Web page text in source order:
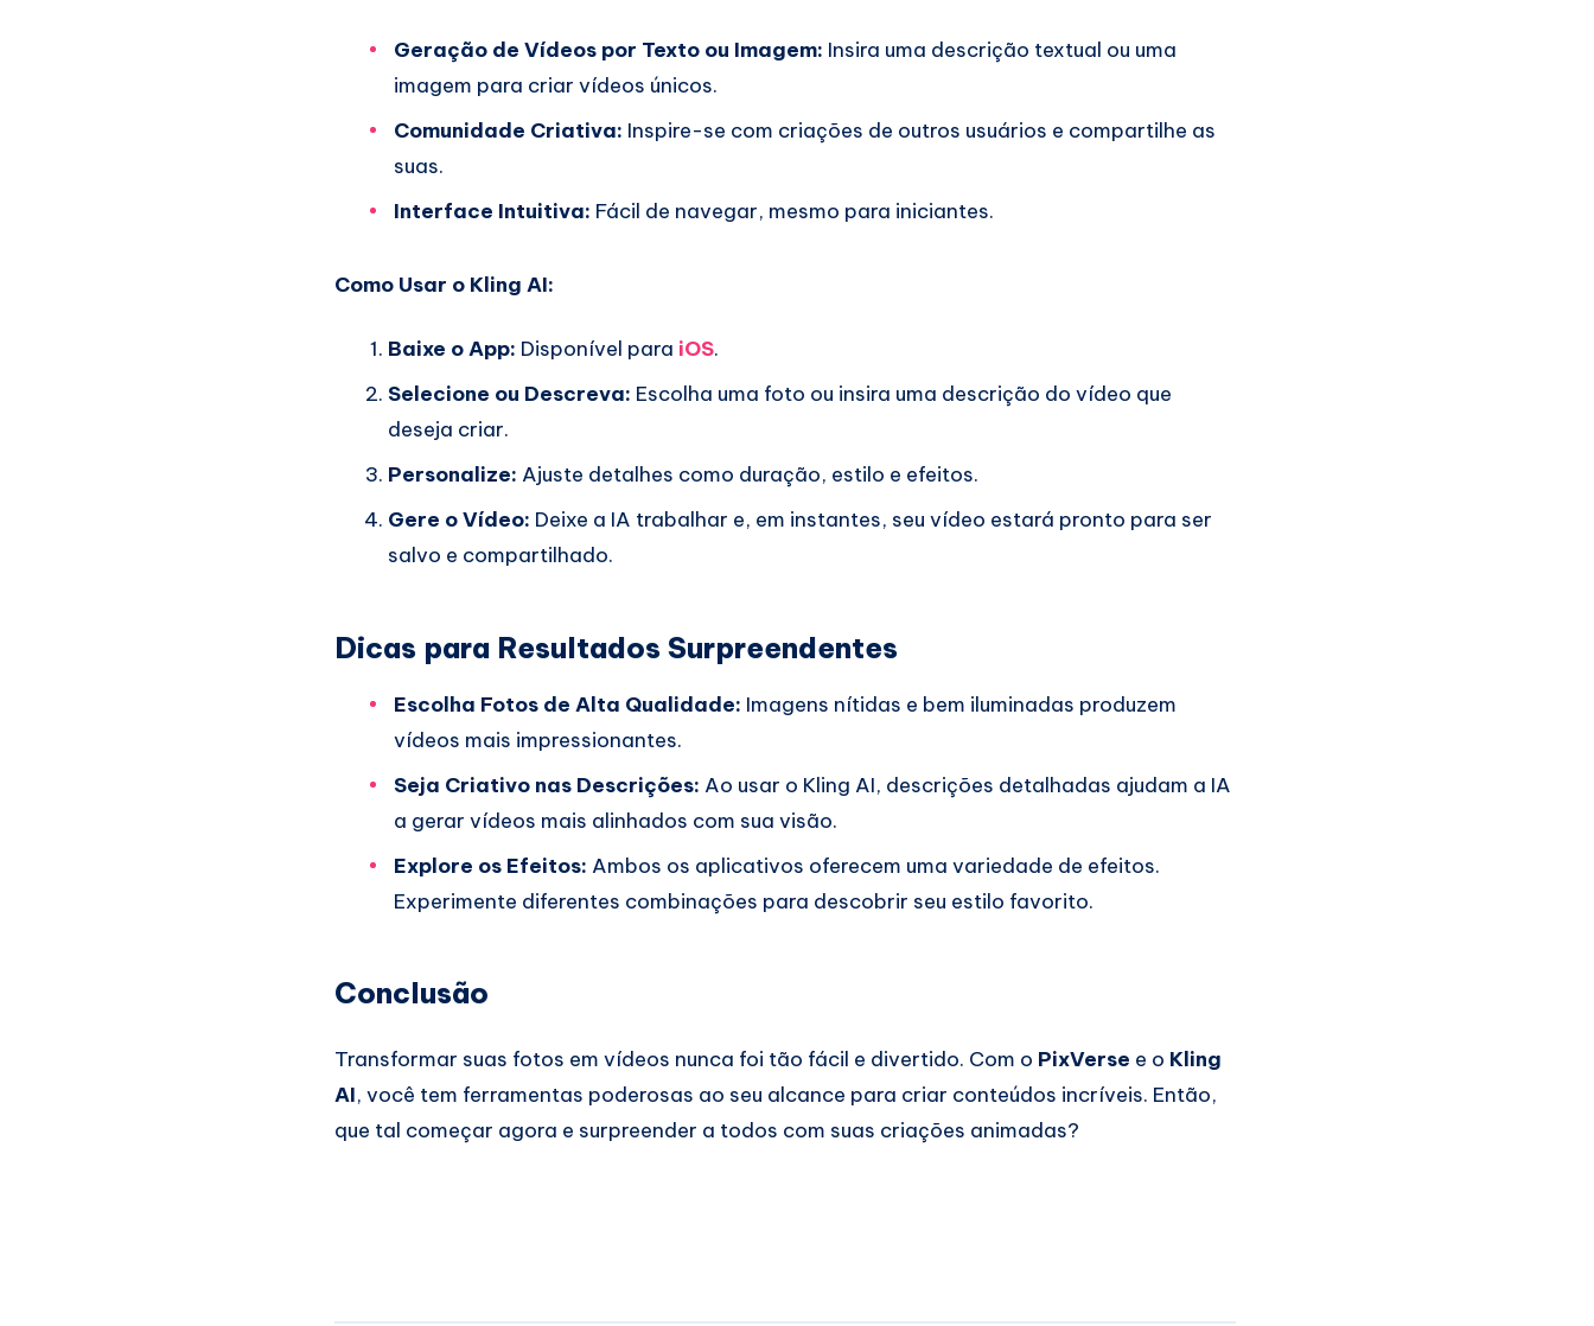
Geração de Vídeos por Texto ou Imagem: Insira uma descrição textual ou uma
imagem para criar vídeos únicos.
Comunidade Criativa: Inspire-se com criações de outros usuários e compartilhe as
suas.
Interface Intuitiva: Fácil de navegar, mesmo para iniciantes.
Como Usar o Kling AI:
Baixe o App: Disponível para iOS.
Selecione ou Descreva: Escolha uma foto ou insira uma descrição do vídeo que
deseja criar.
Personalize: Ajuste detalhes como duração, estilo e efeitos.
Gere o Vídeo: Deixe a IA trabalhar e, em instantes, seu vídeo estará pronto para ser
salvo e compartilhado.
Dicas para Resultados Surpreendentes
Escolha Fotos de Alta Qualidade: Imagens nítidas e bem iluminadas produzem
vídeos mais impressionantes.
Seja Criativo nas Descrições: Ao usar o Kling AI, descrições detalhadas ajudam a IA
a gerar vídeos mais alinhados com sua visão.
Explore os Efeitos: Ambos os aplicativos oferecem uma variedade de efeitos.
Experimente diferentes combinações para descobrir seu estilo favorito.
Conclusão
Transformar suas fotos em vídeos nunca foi tão fácil e divertido. Com o PixVerse e o Kling
AI, você tem ferramentas poderosas ao seu alcance para criar conteúdos incríveis. Então,
que tal começar agora e surpreender a todos com suas criações animadas?